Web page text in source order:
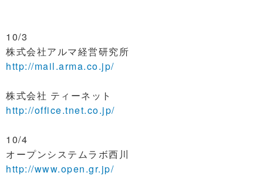
10/3
株式会社アルマ経営研究所
http://mail.arma.co.jp/
株式会社 ティーネット
http://office.tnet.co.jp/
10/4
オープンシステムラボ西川
http://www.open.gr.jp/